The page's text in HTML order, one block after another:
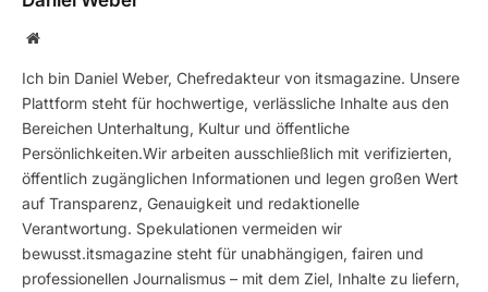
Website
Ich bin Daniel Weber, Chefredakteur von itsmagazine. Unsere
Plattform steht für hochwertige, verlässliche Inhalte aus den
Bereichen Unterhaltung, Kultur und öffentliche
Persönlichkeiten.Wir arbeiten ausschließlich mit verifizierten,
öffentlich zugänglichen Informationen und legen großen Wert
auf Transparenz, Genauigkeit und redaktionelle
Verantwortung. Spekulationen vermeiden wir
bewusst.itsmagazine steht für unabhängigen, fairen und
professionellen Journalismus – mit dem Ziel, Inhalte zu liefern,